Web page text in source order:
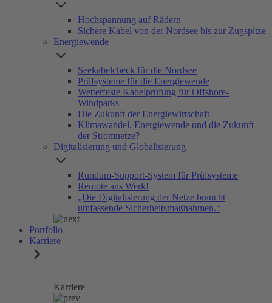
Hochspannung auf Rädern
Sichere Kabel von der Nordsee bis zur Zugspitze
Energiewende
Seekabelcheck für die Nordsee
Prüfsysteme für die Energiewende
Wetterfeste Kabelprüfung für Offshore-
Windparks
Die Zukunft der Energiewirtschaft
Klimawandel, Energiewende und die Zukunft
der Stromnetze?
Digitalisierung und Globalisierung
Rundum-Support-System für Prüfsysteme
Remote ans Werk!
„Die Digitalisierung der Netze braucht
umfassende Sicherheitsmaßnahmen.“
Portfolio
Karriere
Karriere